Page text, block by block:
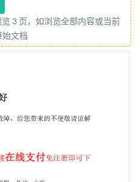
2017-07-12发
共和国国家质量监督检
3 页，如浏览全部内容或当前
始文档